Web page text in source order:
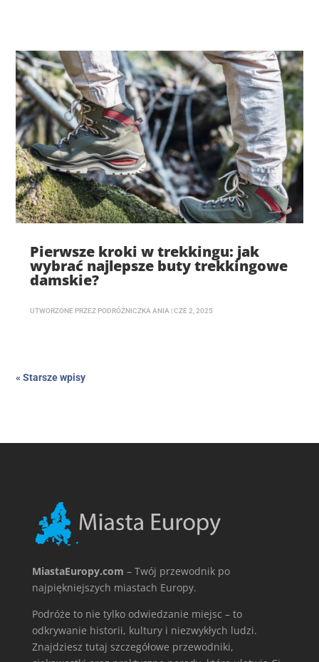
Pierwsze kroki w trekkingu: jak
wybrać najlepsze buty trekkingowe
damskie?
UTWORZONE PRZEZ PODRÓŻNICZKA ANIA |CZE 2, 2025
« Starsze wpisy
MiastaEuropy.com – Twój przewodnik po
najpiękniejszych miastach Europy.
Podróże to nie tylko odwiedzanie miejsc – to
odkrywanie historii, kultury i niezwykłych ludzi.
Znajdziesz tutaj szczegółowe przewodniki,